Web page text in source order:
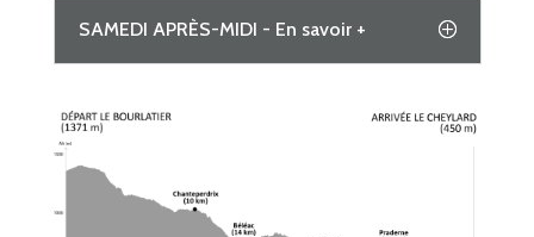
SAMEDI APRÈS-MIDI - En savoir +